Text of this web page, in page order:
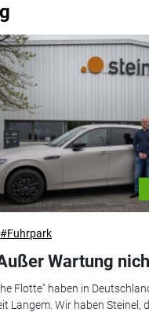
#Fuhrpark
Wartung
Flotte" haben in
Langem. Wir haben Steinel,